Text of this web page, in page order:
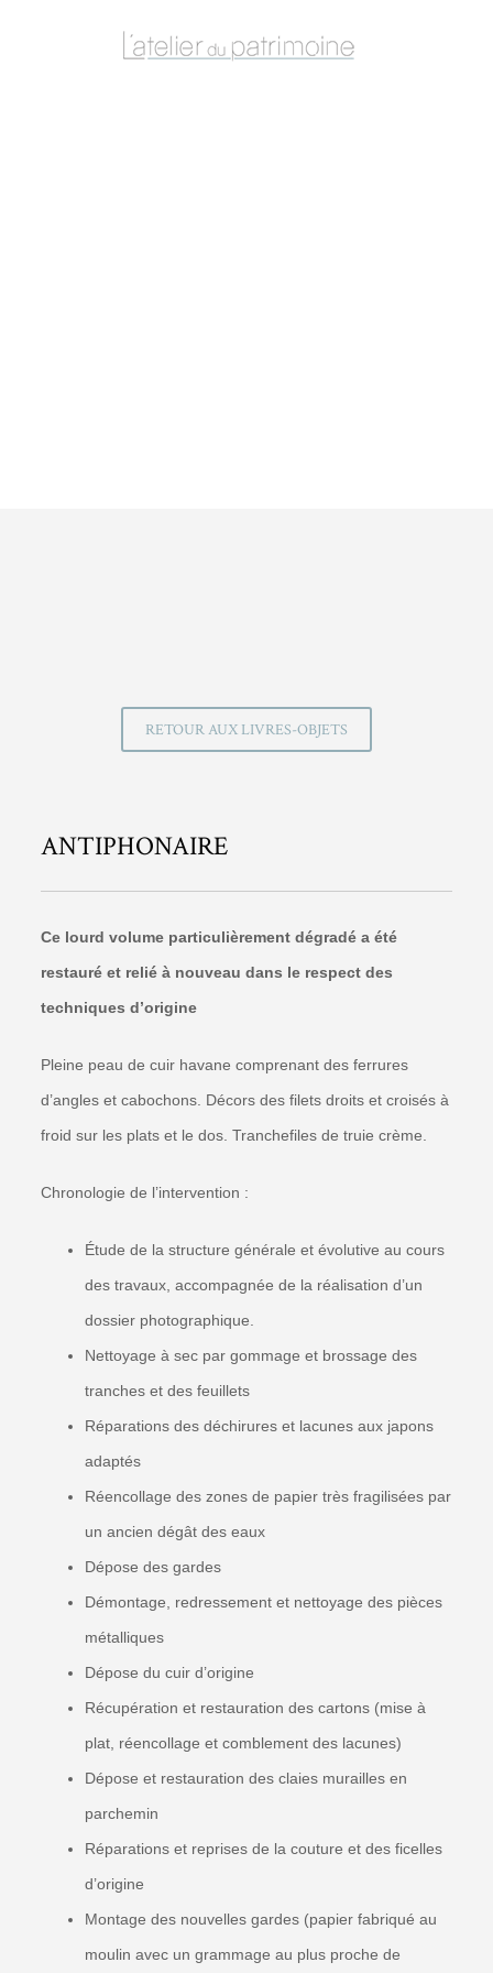
RETOUR AUX LIVRES-OBJETS
ANTIPHONAIRE
Ce lourd volume particulièrement dégradé a été
restauré et relié à nouveau dans le respect des
techniques d’origine
Pleine peau de cuir havane comprenant des ferrures
d’angles et cabochons. Décors des filets droits et croisés à
froid sur les plats et le dos. Tranchefiles de truie crème.
Chronologie de l’intervention :
Étude de la structure générale et évolutive au cours
des travaux, accompagnée de la réalisation d’un
dossier photographique.
Nettoyage à sec par gommage et brossage des
tranches et des feuillets
Réparations des déchirures et lacunes aux japons
adaptés
Réencollage des zones de papier très fragilisées par
un ancien dégât des eaux
Dépose des gardes
Démontage, redressement et nettoyage des pièces
métalliques
Dépose du cuir d’origine
Récupération et restauration des cartons (mise à
plat, réencollage et comblement des lacunes)
Dépose et restauration des claies murailles en
parchemin
Réparations et reprises de la couture et des ficelles
d’origine
Montage des nouvelles gardes (papier fabriqué au
moulin avec un grammage au plus proche de